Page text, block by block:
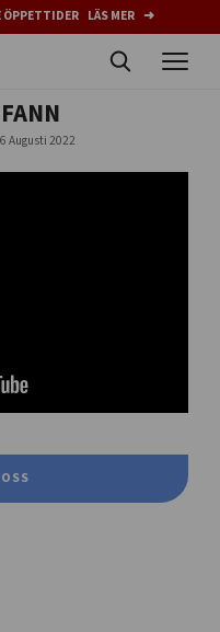
ÖPPETTIDER LÄS MER ➜
Augusti 2022